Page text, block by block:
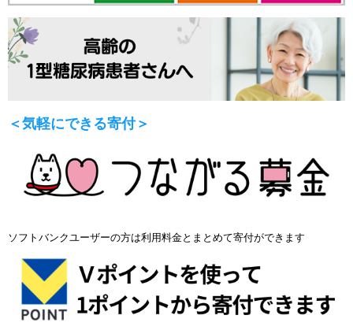
＜気軽にできる寄付＞
ソフトバンクユーザーの方は利用料金とまとめて寄付ができます